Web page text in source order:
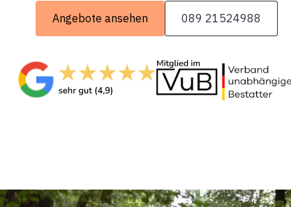
Angebote ansehen 089 21524988